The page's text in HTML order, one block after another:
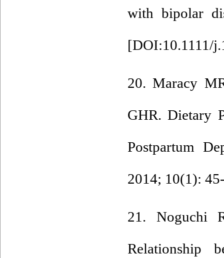
with bipolar
[DOI:10.1111/
20. Maracy
GHR. Dietary
Postpartum
2014; 10(1):
21. Noguchi
Relationship